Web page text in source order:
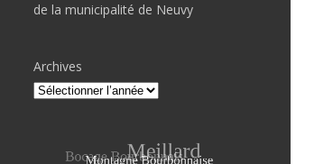
de la municipalité de Neuvy
Archives